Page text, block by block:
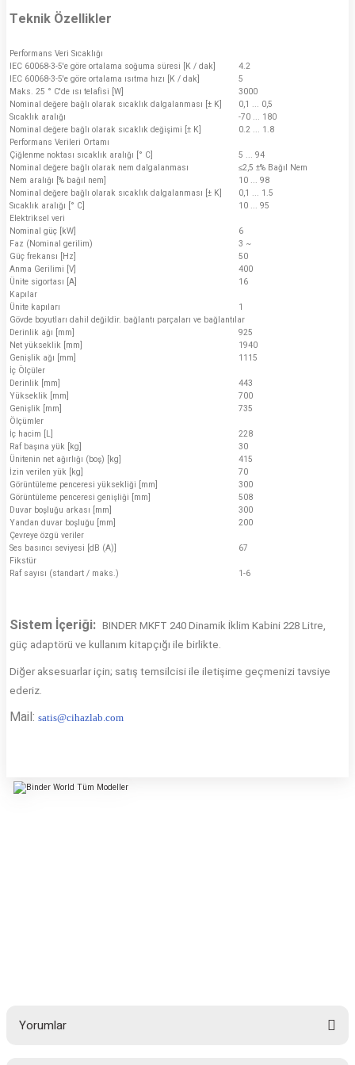
Teknik Özellikler
Performans Veri Sıcaklığı
IEC 60068-3-5'e göre ortalama soğuma süresi [K / dak]
4.2
IEC 60068-3-5'e göre ortalama ısıtma hızı [K / dak]
5
Maks. 25 ° C'de ısı telafisi [W]
3000
Nominal değere bağlı olarak sıcaklık dalgalanması [± K]
0,1 ... 0,5
Sıcaklık aralığı
-70 ... 180
Nominal değere bağlı olarak sıcaklık değişimi [± K]
0.2 ... 1.8
Performans Verileri Ortamı
Çiğlenme noktası sıcaklık aralığı [° C]
5 ... 94
Nominal değere bağlı olarak nem dalgalanması
≤2,5 ±% Bağıl Nem
Nem aralığı [% bağıl nem]
10 ... 98
Nominal değere bağlı olarak sıcaklık dalgalanması [± K]
0,1 ... 1.5
Sıcaklık aralığı [° C]
10 ... 95
Elektriksel veri
Nominal güç [kW]
6
Faz (Nominal gerilim)
3 ~
Güç frekansı [Hz]
50
Anma Gerilimi [V]
400
Ünite sigortası [A]
16
Kapılar
Ünite kapıları
1
Gövde boyutları dahil değildir. bağlantı parçaları ve bağlantılar
Derinlik ağı [mm]
925
Net yükseklik [mm]
1940
Genişlik ağı [mm]
1115
İç Ölçüler
Derinlik [mm]
443
Yükseklik [mm]
700
Genişlik [mm]
735
Ölçümler
İç hacim [L]
228
Raf başına yük [kg]
30
Ünitenin net ağırlığı (boş) [kg]
415
İzin verilen yük [kg]
70
Görüntüleme penceresi yüksekliği [mm]
300
Görüntüleme penceresi genişliği [mm]
508
Duvar boşluğu arkası [mm]
300
Yandan duvar boşluğu [mm]
200
Çevreye özgü veriler
Ses basıncı seviyesi [dB (A)]
67
Fikstür
Raf sayısı (standart / maks.)
1-6
Sistem İçeriği: BINDER MKFT 240 Dinamik İklim Kabini 228 Litre,
güç adaptörü ve kullanım kitapçığı ile birlikte.
Diğer aksesuarlar için; satış temsilcisi ile iletişime geçmenizi tavsiye
ederiz.
Mail: satis@cihazlab.com
Yorumlar